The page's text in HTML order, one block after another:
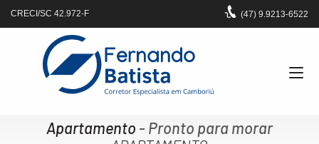
CRECI/SC 42.972-F (47) 9.9213-6522
Apartamento - Pronto para morar